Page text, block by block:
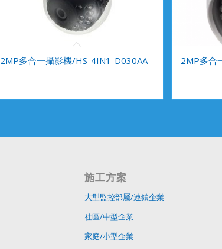
2MP多合一攝影機/HS-4IN1-D030AA 2MP多合
施工方案
大型監控部屬/連鎖企業
社區/中型企業
家庭/小型企業